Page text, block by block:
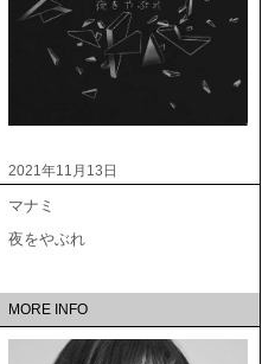
2021年11月13日
マナミ
夜をやぶれ
MORE INFO